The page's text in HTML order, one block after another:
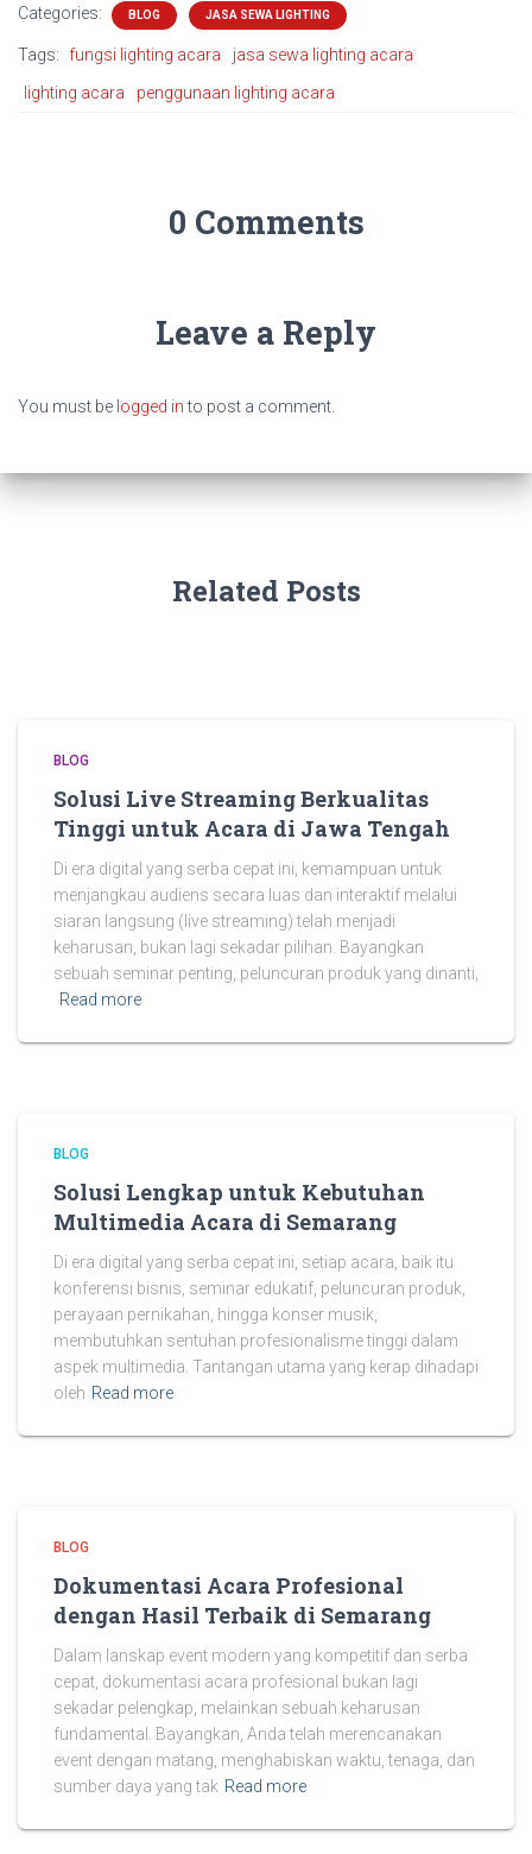
Categories: BLOG JASA SEWA LIGHTING
Tags: fungsi lighting acara
jasa sewa lighting acara
lighting acara
penggunaan lighting acara
0 Comments
Leave a Reply
You must be logged into post a comment.
Related Posts
BLOG
Solusi Live Streaming Berkualitas
Tinggi untuk Acara di Jawa Tengah
Di era digital yang serba cepat ini, kemampuan untuk
menjangkau audiens secara luas dan interaktif melalui
siaran langsung (live streaming) telah menjadi
keharusan, bukan lagi sekadar pilihan. Bayangkan
sebuah seminar penting, peluncuran produk yang dinanti,
Read more
BLOG
Solusi Lengkap untuk Kebutuhan
Multimedia Acara di Semarang
Di era digital yang serba cepat ini, setiap acara, baik itu
konferensi bisnis, seminar edukatif, peluncuran produk,
perayaan pernikahan, hingga konser musik,
membutuhkan sentuhan profesionalisme tinggi dalam
aspek multimedia. Tantangan utama yang kerap dihadapi
oleh Read more
BLOG
Dokumentasi Acara Profesional
dengan Hasil Terbaik di Semarang
Dalam lanskap event modern yang kompetitif dan serba
cepat, dokumentasi acara profesional bukan lagi
sekadar pelengkap, melainkan sebuah keharusan
fundamental. Bayangkan, Anda telah merencanakan
event dengan matang, menghabiskan waktu, tenaga, dan
sumber daya yang tak Read more